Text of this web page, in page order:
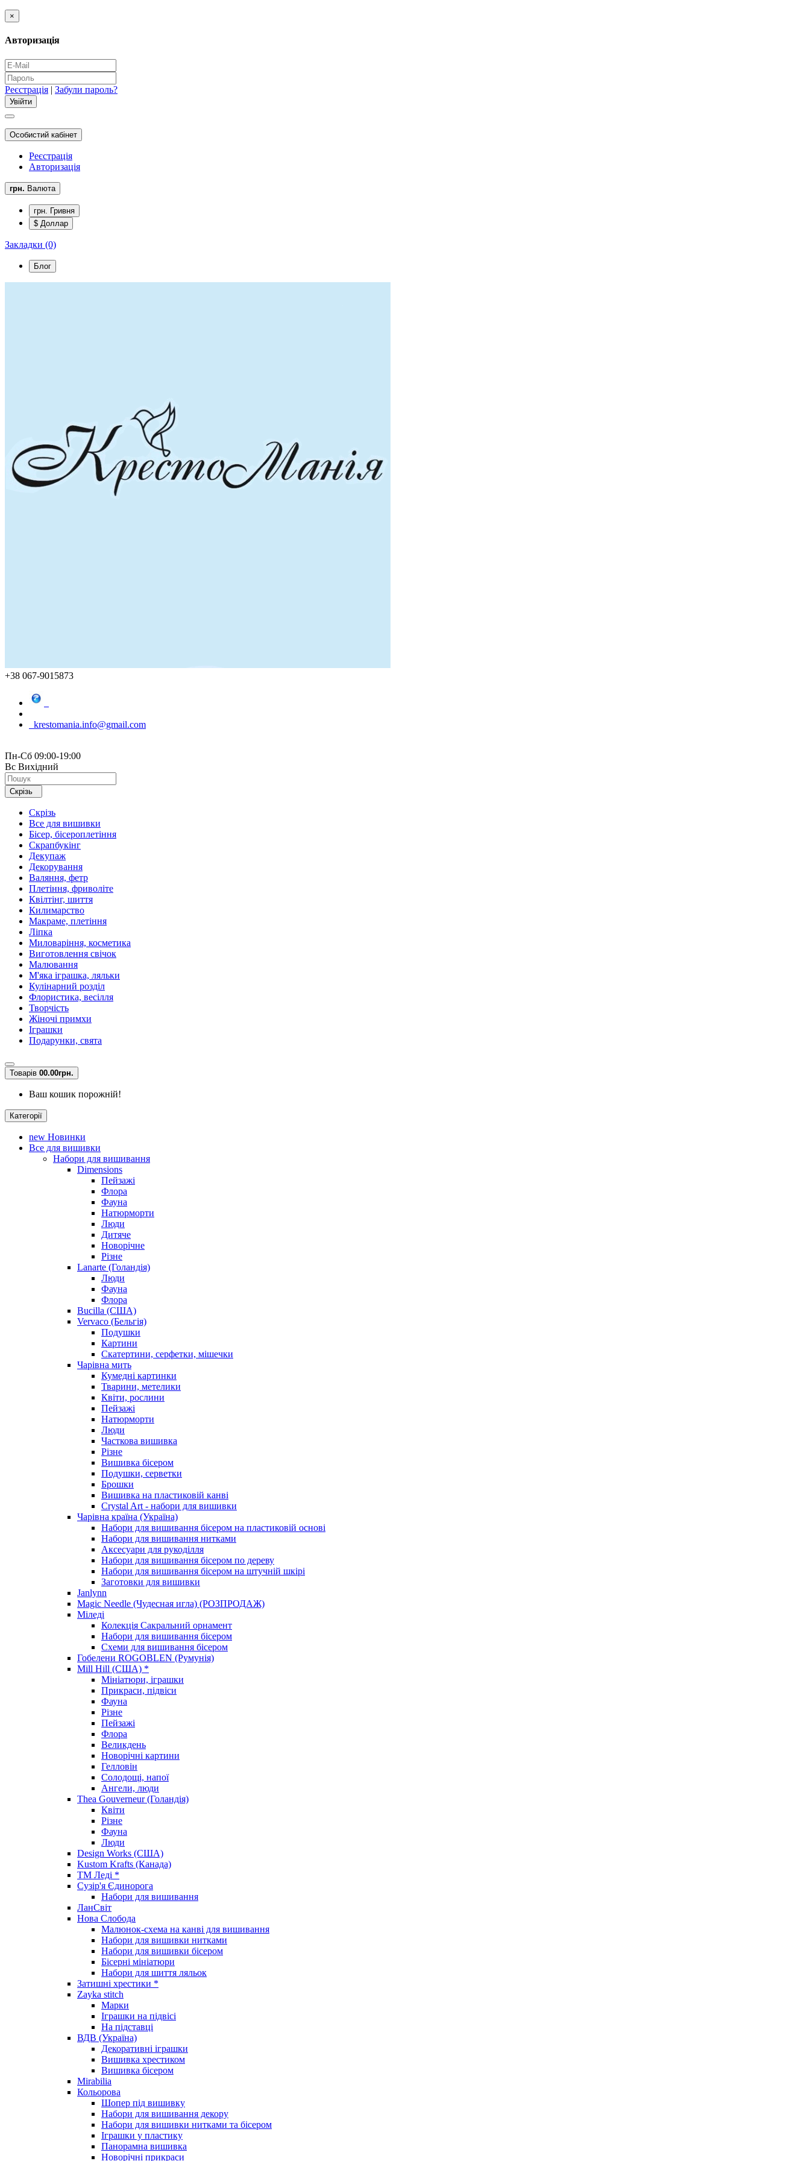
×
Авторизація
Реєстрація | Забули пароль?
Особистий кабінет
Реєстрація
Авторизація
грн. Валюта
грн. Гривня
$ Доллар
Закладки (0)
Блог
+38 067-9015873
krestomania.info@gmail.com
Пн-Сб 09:00-19:00
Вс Вихідний
Скрізь
Скрізь
Все для вишивки
Бісер, бісероплетіння
Скрапбукінг
Декупаж
Декорування
Валяння, фетр
Плетіння, фриволіте
Квілтінг, шиття
Килимарство
Макраме, плетіння
Ліпка
Миловаріння, косметика
Виготовлення свічок
Малювання
М'яка іграшка, ляльки
Кулінарний розділ
Флористика, весілля
Творчість
Жіночі примхи
Іграшки
Подарунки, свята
Товарів 00.00грн.
Ваш кошик порожній!
Категорії
new Новинки
Все для вишивки
Набори для вишивання
Dimensions
Пейзажі
Флора
Фауна
Натюрморти
Люди
Дитяче
Новорічне
Різне
Lanarte (Голандія)
Люди
Фауна
Флора
Bucilla (США)
Vervaco (Бельгія)
Подушки
Картини
Скатертини, серфетки, мішечки
Чарiвна мить
Кумедні картинки
Тварини, метелики
Квіти, рослини
Пейзажі
Натюрморти
Люди
Часткова вишивка
Різне
Вишивка бісером
Подушки, серветки
Брошки
Вишивка на пластиковій канві
Crystal Art - набори для вишивки
Чарівна країна (Україна)
Набори для вишивання бісером на пластиковій основі
Набори для вишивання нитками
Аксесуари для рукоділля
Набори для вишивання бісером по дереву
Набори для вишивання бісером на штучній шкірі
Заготовки для вишивки
Janlynn
Magic Needle (Чудесная игла) (РОЗПРОДАЖ)
Міледі
Колекція Сакральний орнамент
Набори для вишивання бісером
Схеми для вишивання бісером
Гобелени ROGOBLEN (Румунія)
Mill Hill (США) *
Мініатюри, іграшки
Прикраси, підвіси
Фауна
Різне
Пейзажі
Флора
Великдень
Новорічні картини
Гелловін
Солодощі, напої
Ангели, люди
Thea Gouverneur (Голандія)
Квіти
Різне
Фауна
Люди
Design Works (США)
Kustom Krafts (Канада)
ТМ Леді *
Сузір'я Єдинорога
Набори для вишивання
ЛанСвіт
Нова Слобода
Малюнок-схема на канві для вишивання
Набори для вишивки нитками
Набори для вишивки бісером
Бісерні мініатюри
Набори для шиття ляльок
Затишні хрестики *
Zayka stitch
Марки
Іграшки на підвісі
На підставці
ВДВ (Україна)
Декоративні іграшки
Вишивка хрестиком
Вишивка бісером
Mirabilia
Кольорова
Шопер під вишивку
Набори для вишивання декору
Набори для вишивки нитками та бісером
Іграшки у пластику
Панорамна вишивка
Новорічні прикраси